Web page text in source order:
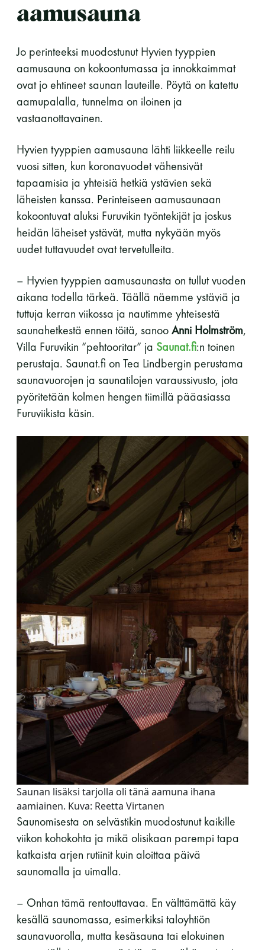
Suomen Saunaseura vaalii perinteisiä, kohteliaita
saunomistapoja, joiden perustana on toisten
saunarauhan kunnioittaminen. Seura vaalii
saunakulttuuria ja pyrkii kehittämään suomalaista
LUE LISÄÄ
aamusauna
Jo perinteeksi muodostunut Hyvien tyyppien
aamusauna on kokoontumassa ja innokkaimmat
ovat jo ehtineet saunan lauteille. Pöytä on katettu
aamupalalla, tunnelma on iloinen ja
vastaanottavainen.
Hyvien tyyppien aamusauna lähti liikkeelle reilu
vuosi sitten, kun koronavuodet vähensivät
tapaamisia ja yhteisiä hetkiä ystävien sekä
läheisten kanssa. Perinteiseen aamusaunaan
kokoontuvat aluksi Furuvikin työntekijät ja joskus
heidän läheiset ystävät, mutta nykyään myös
uudet tuttavuudet ovat tervetulleita.
– Hyvien tyyppien aamusaunasta on tullut vuoden
aikana todella tärkeä. Täällä näemme ystäviä ja
tuttuja kerran viikossa ja nautimme yhteisestä
saunahetkestä ennen töitä, sanooAnni Holmström,
Villa Furuvikin “pehtooritar” ja Saunat.fi:n toinen
perustaja. Saunat.fi on Tea Lindbergin perustama
saunavuorojen ja saunatilojen varaussivusto, jota
pyöritetään kolmen hengen tiimillä pääasiassa
Furuviikista käsin.
Saunan lisäksi tarjolla oli tänä aamuna ihana
aamiainen. Kuva: Reetta Virtanen
Saunomisesta on selvästikin muodostunut kaikille
viikon kohokohta ja mikä olisikaan parempi tapa
katkaista arjen rutiinit kuin aloittaa päivä
saunomalla ja uimalla.
– Onhan tämä rentouttavaa. En välttämättä käy
kesällä saunomassa, esimerkiksi taloyhtiön
saunavuorolla, mutta kesäsauna tai elokuinen